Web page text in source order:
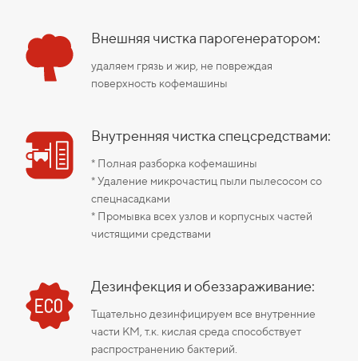
Внешняя чистка парогенератором:
удаляем грязь и жир, не повреждая
поверхность кофемашины
Внутренняя чистка спецсредствами:
* Полная разборка кофемашины
* Удаление микрочастиц пыли пылесосом со
спецнасадками
* Промывка всех узлов и корпусных частей
чистящими средствами
Дезинфекция и обеззараживание:
Тщательно дезинфицируем все внутренние
части КМ, т.к. кислая среда способствует
распространению бактерий.